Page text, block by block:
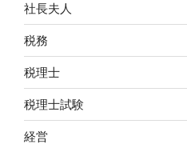
社長夫人
税務
税理士
税理士試験
経営